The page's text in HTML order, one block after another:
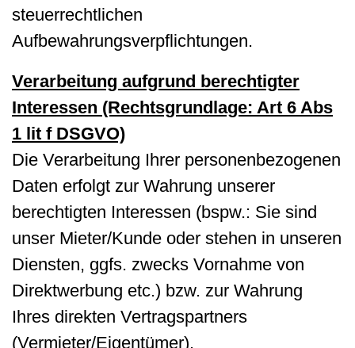
steuerrechtlichen
Aufbewahrungsverpflichtungen.
Verarbeitung aufgrund berechtigter
Interessen (Rechtsgrundlage: Art 6 Abs
1 lit f DSGVO)
Die Verarbeitung Ihrer personenbezogenen
Daten erfolgt zur Wahrung unserer
berechtigten Interessen (bspw.: Sie sind
unser Mieter/Kunde oder stehen in unseren
Diensten, ggfs. zwecks Vornahme von
Direktwerbung etc.) bzw. zur Wahrung
Ihres direkten Vertragspartners
(Vermieter/Eigentümer).